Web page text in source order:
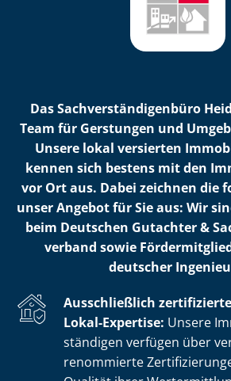
Das Sach­ver­stän­di­gen­bü­ro
Team für Gerstungen und
Unsere lokal versierten
kennen sich bestens mit den
vor Ort aus. Dabei zeichnen die
unser Angebot für Sie aus: Wir
beim Deutschen Gutachter &
ver­band sowie
deutscher
Ausschließlich
Lokal-Expertise: Unsere
stän­di­gen verfügen über
renommierte